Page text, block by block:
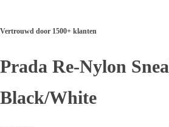
Vertrouwd door 1500+ klanten
Prada Re-Nylon
Black/White